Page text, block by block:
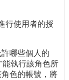
行使用者的授
哪些個人的
能執行該角色所
色的帳號，將